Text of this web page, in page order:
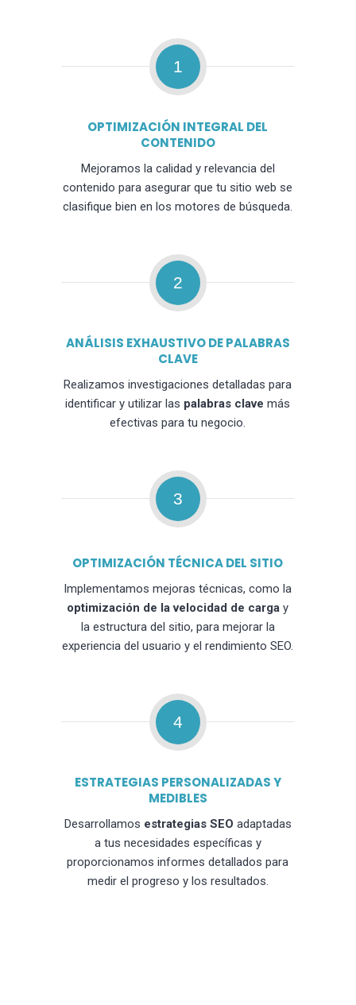
1
OPTIMIZACIÓN INTEGRAL DEL
CONTENIDO
Mejoramos la calidad y relevancia del
contenido para asegurar que tu sitio web se
clasifique bien en los motores de búsqueda.
2
ANÁLISIS EXHAUSTIVO DE PALABRAS
CLAVE
Realizamos investigaciones detalladas para
identificar y utilizar las palabras clave más
efectivas para tu negocio.
3
OPTIMIZACIÓN TÉCNICA DEL SITIO
Implementamos mejoras técnicas, como la
optimización de la velocidad de carga y
la estructura del sitio, para mejorar la
experiencia del usuario y el rendimiento SEO.
4
ESTRATEGIAS PERSONALIZADAS Y
MEDIBLES
Desarrollamos estrategias SEO adaptadas
a tus necesidades específicas y
proporcionamos informes detallados para
medir el progreso y los resultados.